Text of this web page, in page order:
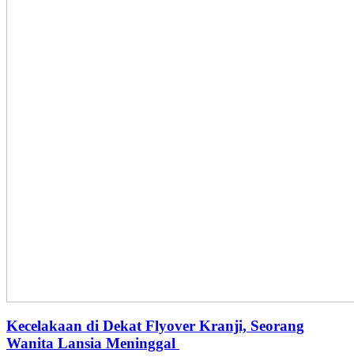
Kecelakaan di Dekat Flyover Kranji, Seorang
Wanita Lansia Meninggal